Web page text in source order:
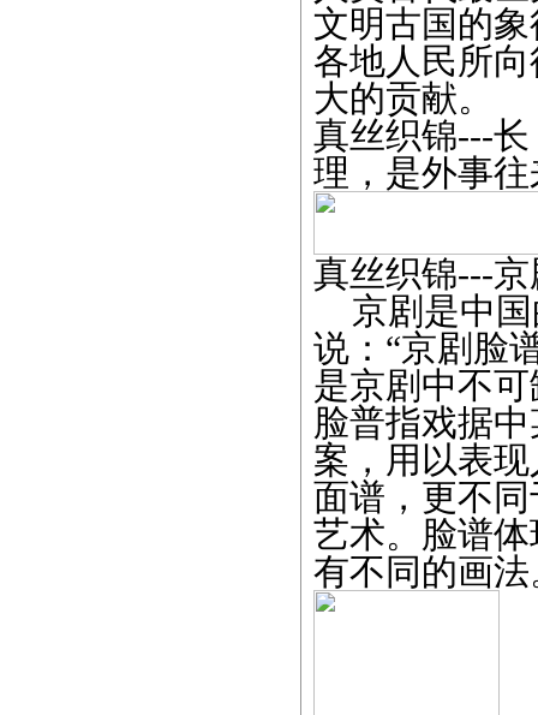
文明古国的
各地人民所
大的贡献。
真丝织锦---
理，是外事
真丝织锦---
京剧是中国
说：“京剧脸
是京剧中不
脸普指戏据
案，用以表
面谱，更不
艺术。脸谱
有不同的画法